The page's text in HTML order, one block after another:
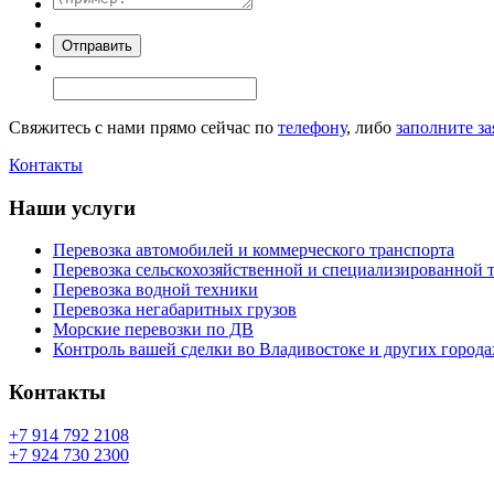
Свяжитесь с нами прямо сейчас по телефону, либо заполните
Контакты
Наши услуги
Перевозка автомобилей и коммерческого транспорта
Перевозка сельскохозяйственной и специализированной
Перевозка водной техники
Перевозка негабаритных грузов
Морские перевозки по ДВ
Контроль вашей сделки во Владивостоке и других
Контакты
+7 914 792 2108
+7 924 730 2300